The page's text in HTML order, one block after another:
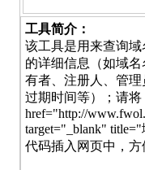
工具简介：
该工具是用来查询
的详细信息（如域
有者、注册人、管理
过期时间等）；请将
href="http://
target="_blank"
代码插入网页中，方